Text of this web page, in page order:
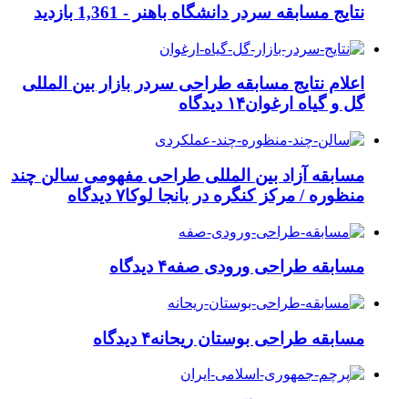
نتایج مسابقه سردر دانشگاه باهنر - 1,361 بازدید
اعلام نتایج مسابقه طراحی سردر بازار بین المللی
گل و گیاه ارغوان۱۴ دیدگاه
مسابقه آزاد بین المللی طراحی مفهومی سالن چند
منظوره / مرکز کنگره در بانجا لوکا۷ دیدگاه
مسابقه طراحی ورودی صفه۴ دیدگاه
مسابقه طراحی بوستان ریحانه۴ دیدگاه